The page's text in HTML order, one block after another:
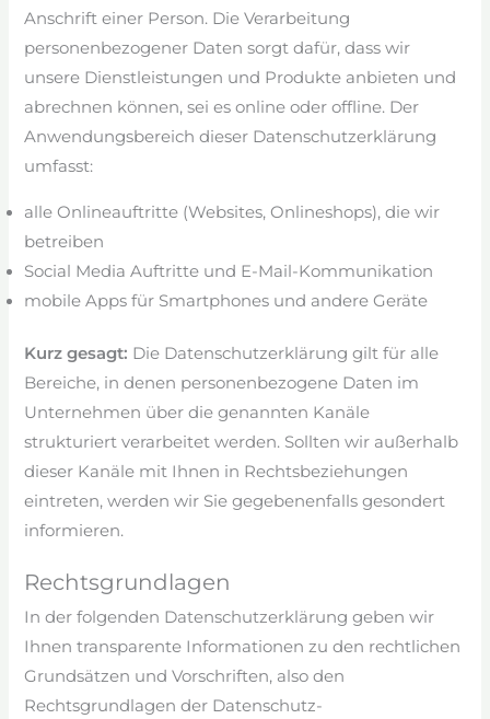
Anschrift einer Person. Die Verarbeitung
personenbezogener Daten sorgt dafür, dass wir
unsere Dienstleistungen und Produkte anbieten und
abrechnen können, sei es online oder offline. Der
Anwendungsbereich dieser Datenschutzerklärung
umfasst:
alle Onlineauftritte (Websites, Onlineshops), die wir
betreiben
Social Media Auftritte und E-Mail-Kommunikation
mobile Apps für Smartphones und andere Geräte
Kurz gesagt: Die Datenschutzerklärung gilt für alle
Bereiche, in denen personenbezogene Daten im
Unternehmen über die genannten Kanäle
strukturiert verarbeitet werden. Sollten wir außerhalb
dieser Kanäle mit Ihnen in Rechtsbeziehungen
eintreten, werden wir Sie gegebenenfalls gesondert
informieren.
Rechtsgrundlagen
In der folgenden Datenschutzerklärung geben wir
Ihnen transparente Informationen zu den rechtlichen
Grundsätzen und Vorschriften, also den
Rechtsgrundlagen der Datenschutz-